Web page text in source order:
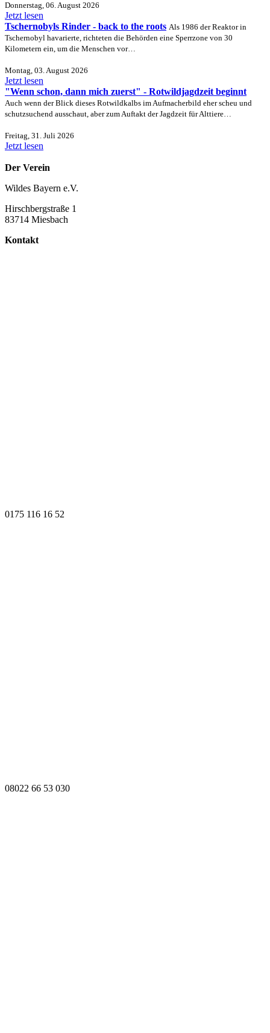
Donnerstag, 06. August 2026
Jetzt lesen
Tschernobyls Rinder - back to the roots Als 1986 der Reaktor in
Tschernobyl havarierte, richteten die Behörden eine Sperrzone von 30
Kilometern ein, um die Menschen vor…
Montag, 03. August 2026
Jetzt lesen
"Wenn schon, dann mich zuerst" - Rotwildjagdzeit beginnt
Auch wenn der Blick dieses Rotwildkalbs im Aufmacherbild eher scheu und
schutzsuchend ausschaut, aber zum Auftakt der Jagdzeit für Alttiere…
Freitag, 31. Juli 2026
Jetzt lesen
Der Verein
Wildes Bayern e.V.
Hirschbergstraße 1
83714 Miesbach
Kontakt
0175 116 16 52
08022 66 53 030